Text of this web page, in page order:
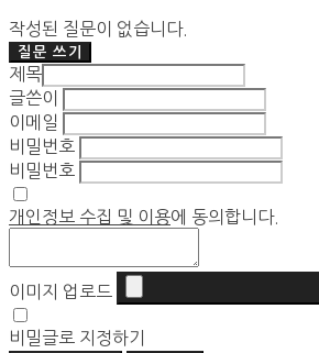
작성된 질문이 없습니다.
질문 쓰기
제목
글쓴이
이메일
비밀번호
비밀번호
개인정보 수집 및 이용에 동의합니다.
이미지 업로드
비밀글로 지정하기